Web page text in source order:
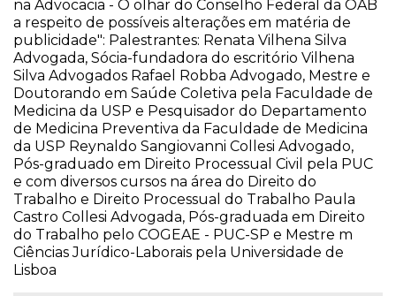
na Advocacia - O olhar do Conselho Federal da OAB
a respeito de possíveis alterações em matéria de
publicidade": Palestrantes: Renata Vilhena Silva
Advogada, Sócia-fundadora do escritório Vilhena
Silva Advogados Rafael Robba Advogado, Mestre e
Doutorando em Saúde Coletiva pela Faculdade de
Medicina da USP e Pesquisador do Departamento
de Medicina Preventiva da Faculdade de Medicina
da USP Reynaldo Sangiovanni Collesi Advogado,
Pós-graduado em Direito Processual Civil pela PUC
e com diversos cursos na área do Direito do
Trabalho e Direito Processual do Trabalho Paula
Castro Collesi Advogada, Pós-graduada em Direito
do Trabalho pelo COGEAE - PUC-SP e Mestre m
Ciências Jurídico-Laborais pela Universidade de
Lisboa